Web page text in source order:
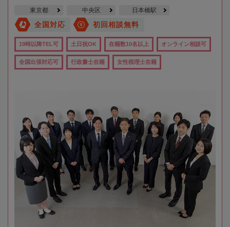
東京都 中央区 日本橋駅
全国対応 初回相談無料
19時以降TEL可 土日祝OK 在籍数10名以上 オンライン相談可
全国出張対応可 行政書士在籍 女性税理士在籍